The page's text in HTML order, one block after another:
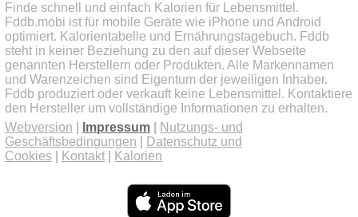
Finde schnell und einfach Kalorien für Lebensmittel.
Fddb.mobi ist für mobile Geräte wie iPhone und Android
optimiert. Kalorientabelle und Ernährungstagebuch. Fddb
steht in keiner Beziehung zu den auf dieser Webseite
genannten Herstellern oder Produkten. Alle Markennamen
und Warenzeichen sind Eigentum der jeweiligen Inhaber.
Fddb produziert oder verkauft keine Lebensmittel. Kontaktiere
den Hersteller um vollständige Informationen zu erhalten.
Webversion
Impressum
Nutzungs- und
Geschäftsbedingungen
Datenschutz und
Cookies
Kontakt Kalorien